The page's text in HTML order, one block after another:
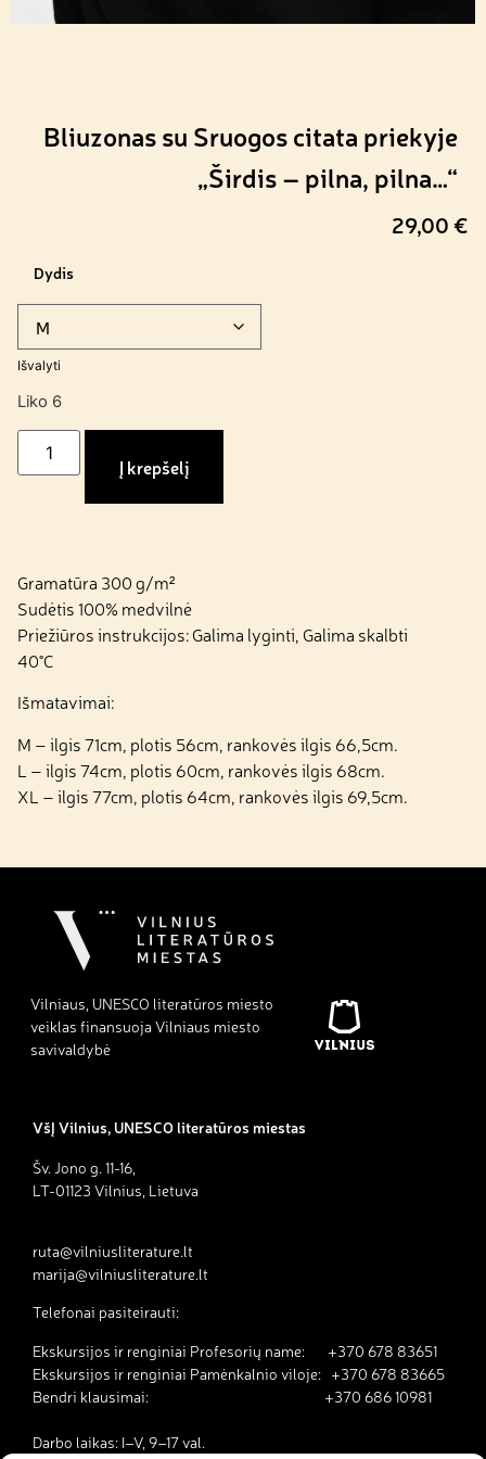
Bliuzonas su Sruogos citata priekyje
„Širdis – pilna, pilna…“
29,00€
Dydis
Išvalyti
Liko 6
Į krepšelį
Gramatūra 300 g/m²
Sudėtis 100% medvilnė
Priežiūros instrukcijos: Galima lyginti, Galima skalbti
40°C
Išmatavimai:
M – ilgis 71cm, plotis 56cm, rankovės ilgis 66,5cm.
L – ilgis 74cm, plotis 60cm, rankovės ilgis 68cm.
XL – ilgis 77cm, plotis 64cm, rankovės ilgis 69,5cm.
Vilniaus, UNESCO literatūros miesto
veiklas finansuoja Vilniaus miesto
savivaldybė
VšĮ Vilnius, UNESCO literatūros miestas
Šv. Jono g. 11-16,
LT-01123 Vilnius, Lietuva
ruta@vilniusliterature.lt
marija@vilniusliterature.lt
Telefonai pasiteirauti:
Ekskursijos ir renginiai Profesorių name: +370 678 83651
Ekskursijos ir renginiai Pamėnkalnio viloje: +370 678 83665
Bendri klausimai: +370 686 10981
Darbo laikas: I–V, 9–17 val.